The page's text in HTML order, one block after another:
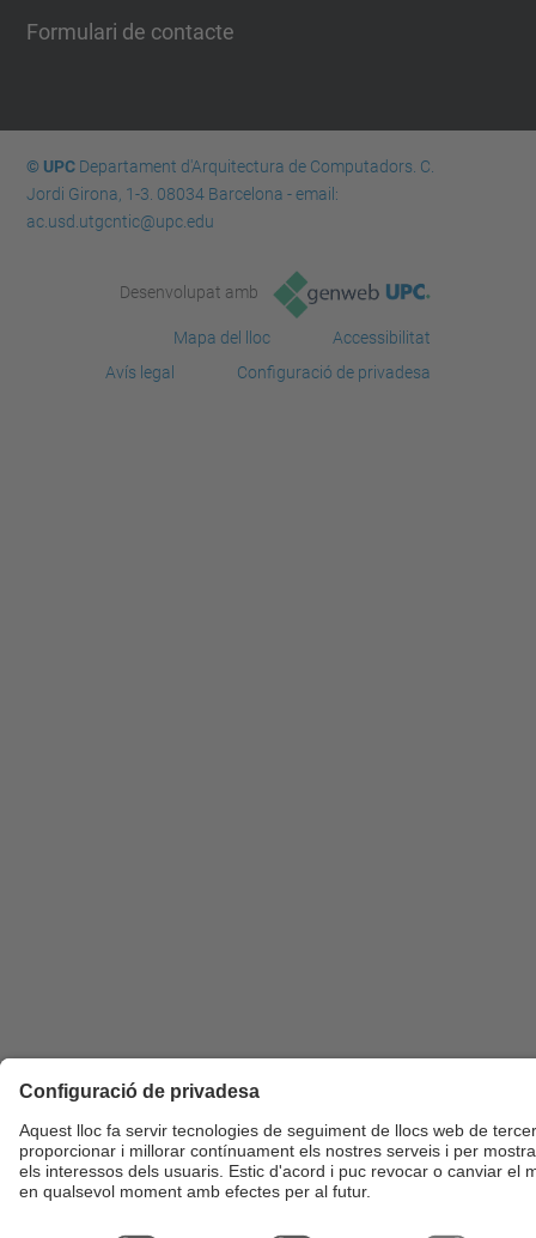
Formulari de contacte
© UPCDepartament d'Arquitectura de Computadors. C.
Jordi Girona, 1-3. 08034 Barcelona - email:
ac.usd.utgcntic@upc.edu
Desenvolupat amb
Mapa del lloc
Accessibilitat
Avís legal
Configuració de privadesa